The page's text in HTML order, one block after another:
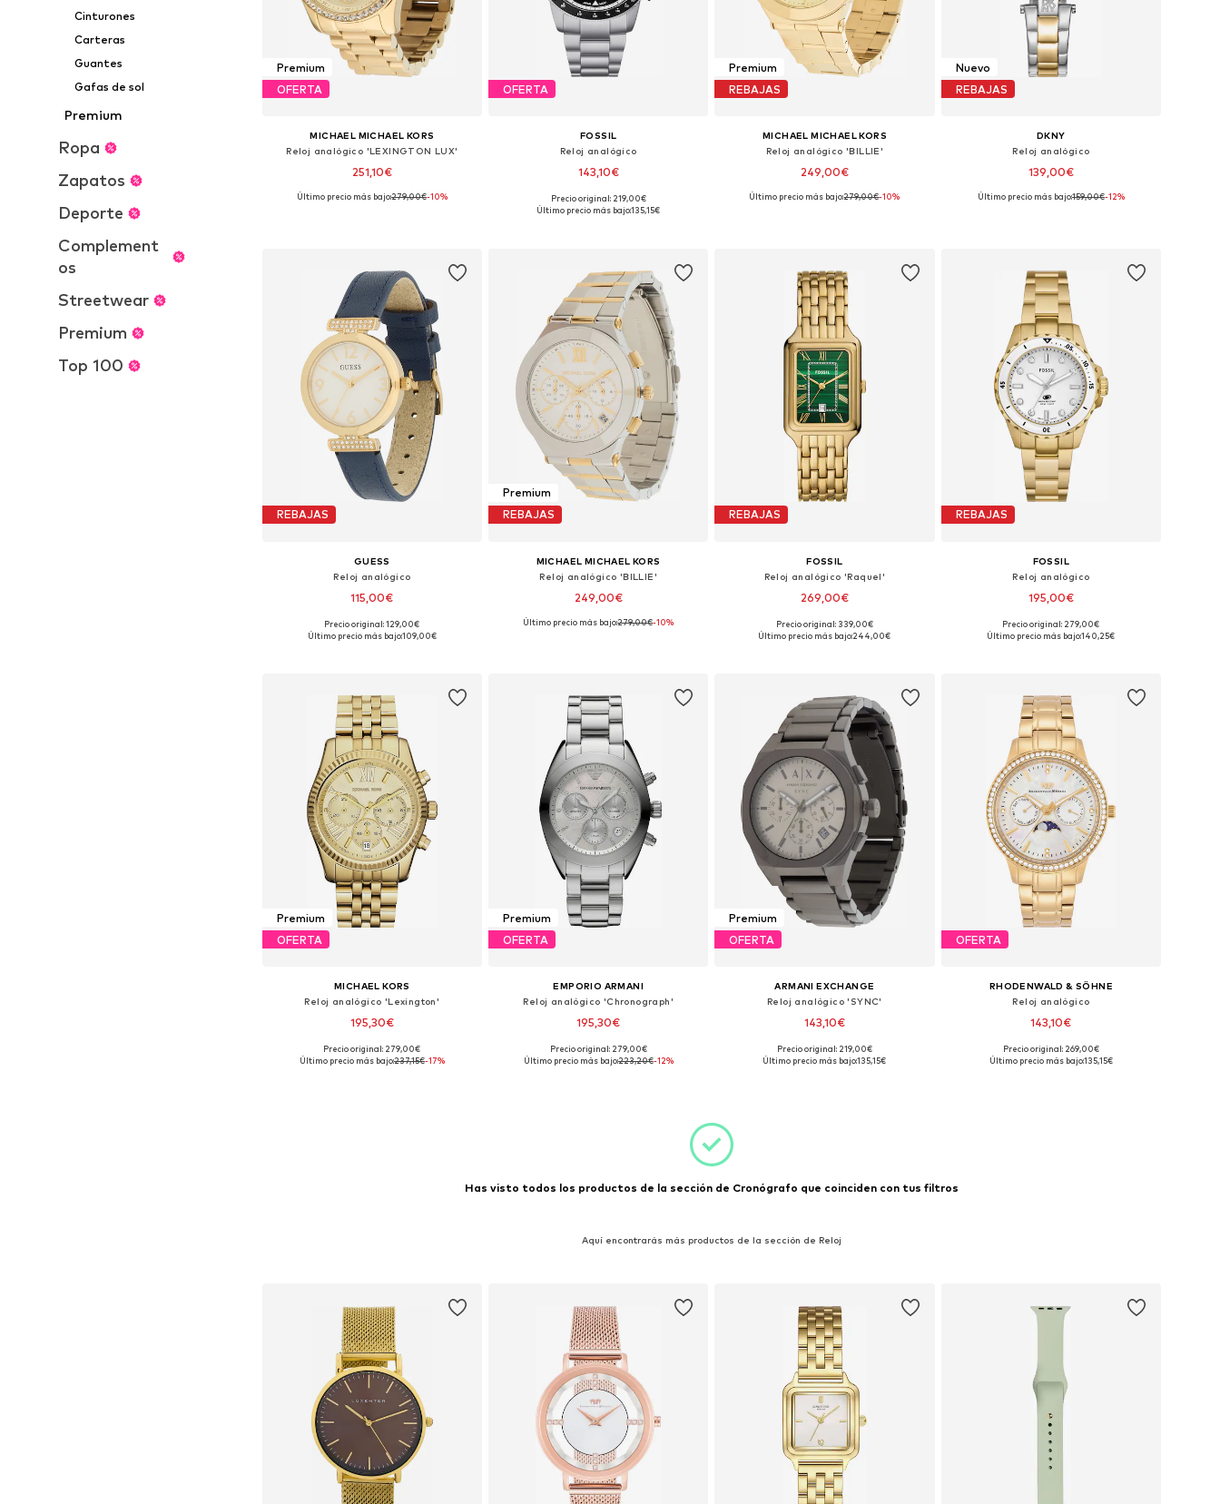
Cinturones
Carteras
Guantes
Gafas de sol
Premium
Ropa
Zapatos
Deporte
Complement
os
Streetwear
Premium
Top 100
Premium
OFERTA
MICHAEL MICHAEL KORS
Reloj analógico 'LEXINGTON LUX'
251,10€
Tallas disponibles: One Size
Último precio más bajo:279,00€-10%
OFERTA
FOSSIL
Reloj analógico
143,10€
Tallas disponibles: One Size
Precio original: 219,00€
Último precio más bajo:135,15€
Premium
REBAJAS
MICHAEL MICHAEL KORS
Reloj analógico 'BILLIE'
249,00€
Tallas disponibles: One Size
Último precio más bajo:279,00€-10%
Nuevo
REBAJAS
DKNY
Reloj analógico
139,00€
Tallas disponibles: One Size
Último precio más bajo:159,00€-12%
REBAJAS
GUESS
Reloj analógico
115,00€
Tallas disponibles: One Size
Precio original: 129,00€
Último precio más bajo:109,00€
Premium
REBAJAS
MICHAEL MICHAEL KORS
Reloj analógico 'BILLIE'
249,00€
Tallas disponibles: One Size
Último precio más bajo:279,00€-10%
REBAJAS
FOSSIL
Reloj analógico 'Raquel'
269,00€
Tallas disponibles: One Size
Precio original: 339,00€
Último precio más bajo:244,00€
REBAJAS
FOSSIL
Reloj analógico
195,00€
Tallas disponibles: One Size
Precio original: 279,00€
Último precio más bajo:140,25€
Premium
OFERTA
MICHAEL KORS
Reloj analógico 'Lexington'
195,30€
Tallas disponibles: Ø 40mm
Precio original: 279,00€
Último precio más bajo:237,15€-17%
Premium
OFERTA
EMPORIO ARMANI
Reloj analógico 'Chronograph'
195,30€
Tallas disponibles: Ø 40mm
Precio original: 279,00€
Último precio más bajo:223,20€-12%
Premium
OFERTA
ARMANI EXCHANGE
Reloj analógico 'SYNC'
143,10€
Tallas disponibles: One Size
Precio original: 219,00€
Último precio más bajo:135,15€
OFERTA
RHODENWALD & SÖHNE
Reloj analógico
143,10€
Tallas disponibles: One Size
Precio original: 269,00€
Último precio más bajo:135,15€
Has visto todos los productos de la sección de Cronógrafo que coinciden con tus filtros
Aquí encontrarás más productos de la sección de Reloj